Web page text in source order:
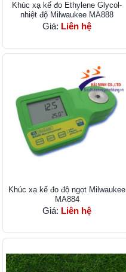
Khúc xạ kế đo Ethylene Glycol-
nhiệt độ Milwaukee MA888
Giá: Liên hệ
Khúc xạ kế đo độ ngọt Milwaukee
MA884
Giá: Liên hệ